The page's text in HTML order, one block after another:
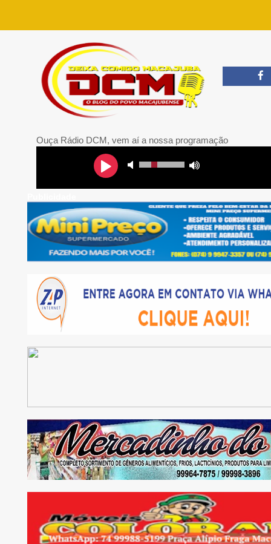
Ouça Rádio DCM, vem aí a nossa programação